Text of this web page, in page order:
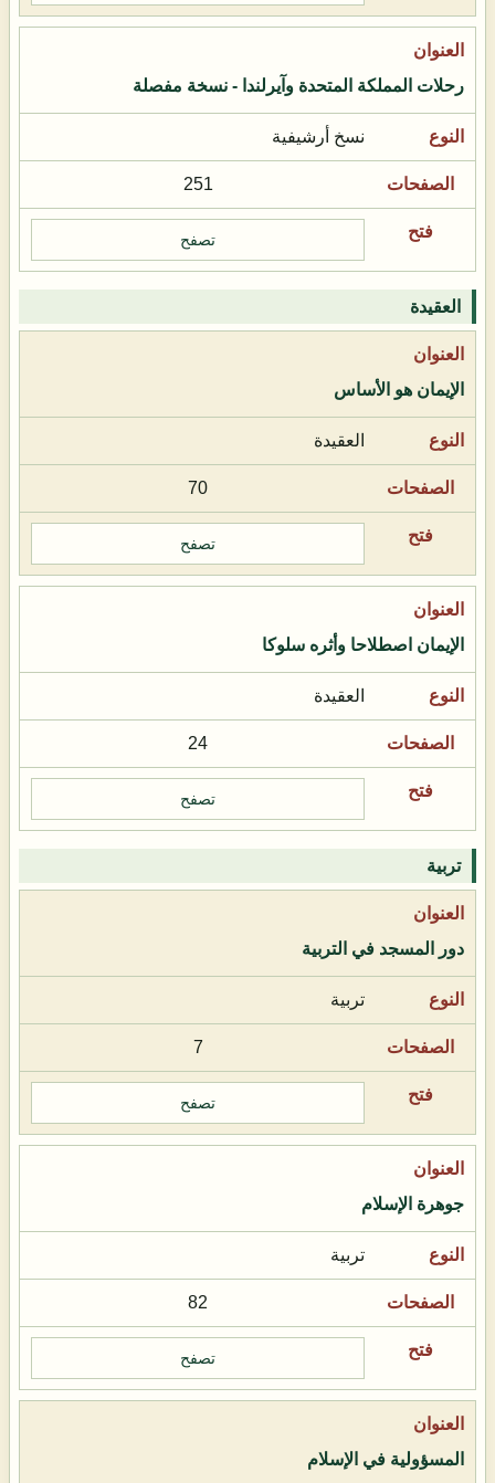
رحلات المملكة المتحدة وآيرلندا - نسخة مفصلة
نسخ أرشيفية
251
تصفح
العقيدة
الإيمان هو الأساس
العقيدة
70
تصفح
الإيمان اصطلاحا وأثره سلوكا
العقيدة
24
تصفح
تربية
دور المسجد في التربية
تربية
7
تصفح
جوهرة الإسلام
تربية
82
تصفح
المسؤولية في الإسلام